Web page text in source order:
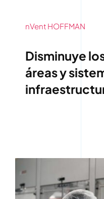
nVent HOFFMAN
Disminuye
áreas y